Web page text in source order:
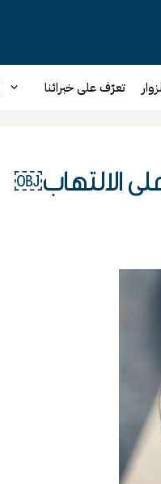
تعرّف على خبرائنا
الالتهاب￼